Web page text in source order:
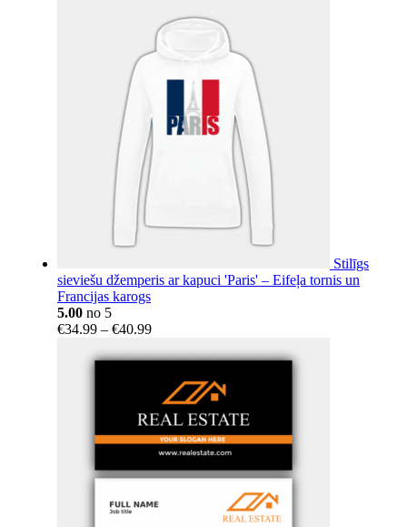
€18.15
through
Stilīgs
sieviešu džemperis ar kapuci 'Paris' – Eifeļa tornis un
Francijas karogs
5.00 no 5
€34.99 – €40.99Price
€34.99
through
€40.99